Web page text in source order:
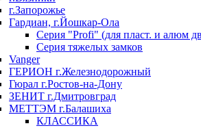
г.Запорожье
Гардиан, г.Йошкар-Ола
Серия "Profi" (для пласт. и алюм
Серия тяжелых замков
Vanger
ГЕРИОН г.Железнодорожный
Гюрал г.Ростов-на-Дону
ЗЕНИТ г.Дмитровград
МЕТТЭМ г.Балашиха
КЛАССИКА